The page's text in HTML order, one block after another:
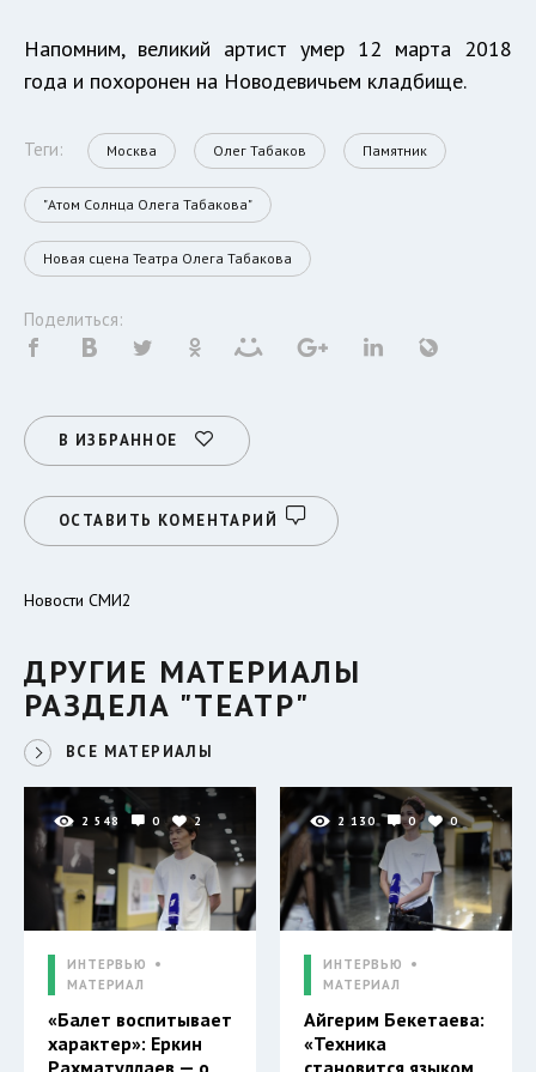
Напомним, великий артист умер 12 марта 2018
года и похоронен на Новодевичьем кладбище.
Теги: Москва Олег Табаков Памятник
"Атом Солнца Олега Табакова"
Новая сцена Театра Олега Табакова
Поделиться:
В ИЗБРАННОЕ
ОСТАВИТЬ КОМЕНТАРИЙ
Новости СМИ2
ДРУГИЕ МАТЕРИАЛЫ
РАЗДЕЛА "ТЕАТР"
ВСЕ МАТЕРИАЛЫ
2 548 0 2
ИНТЕРВЬЮ
МАТЕРИАЛ
«Балет воспитывает
характер»: Еркин
Рахматуллаев — о
2 130 0 0
ИНТЕРВЬЮ
МАТЕРИАЛ
Айгерим Бекетаева:
«Техника
становится языком